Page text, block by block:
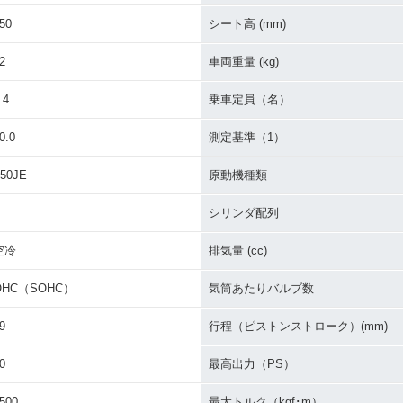
シート高 (mm)
車両重量 (kg)
乗車定員（名）
測定基準（1）
原動機種類
シリンダ配列
冷 排気量 (cc)
（SOHC） 気筒あたりバルブ数
行程（ピストンストローク）(mm)
最高出力（PS）